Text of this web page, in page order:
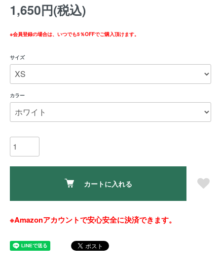
1,650円(税込)
※会員登録の場合は、いつでも5％OFFでご購入頂けます。
サイズ
カラー
カートに入れる
※Amazonアカウントで安心安全に決済できます。